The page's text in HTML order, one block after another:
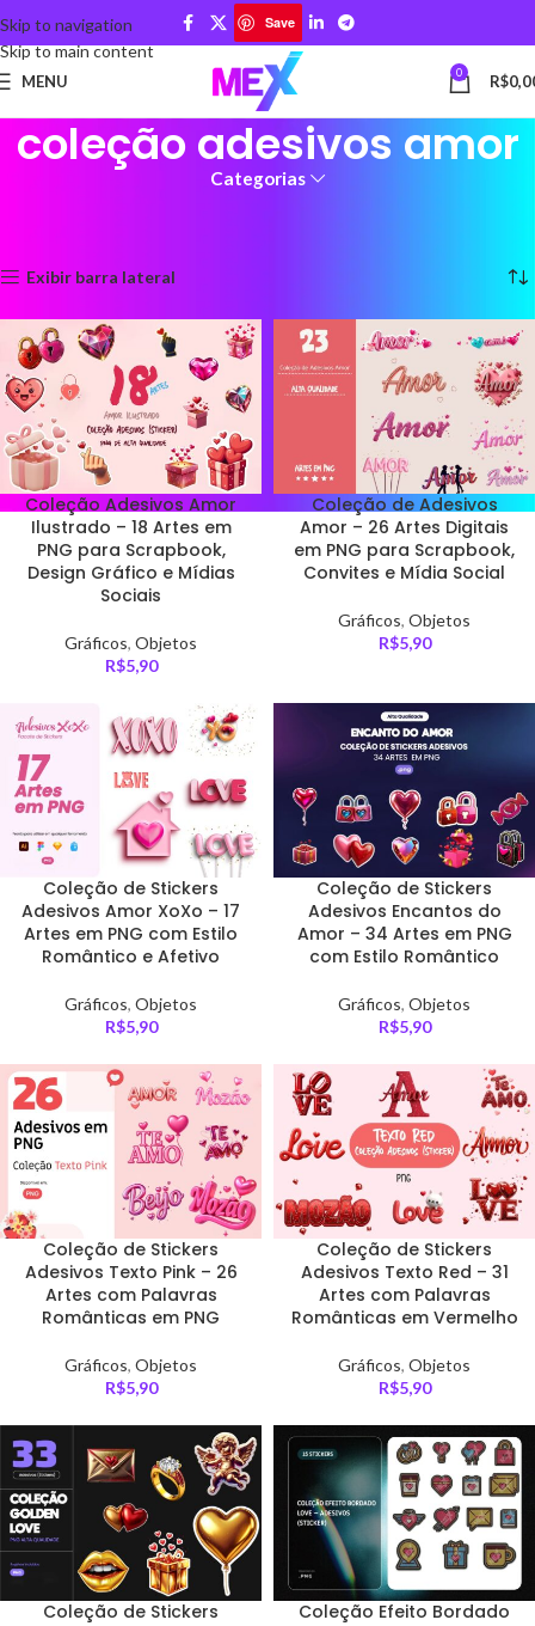
Skip to navigation
Skip to main content
Save
MENU 0 R$
coleção adesivos amor
Categorias
Exibir barra lateral
Coleção Adesivos Amor
Ilustrado – 18 Artes em
PNG para Scrapbook,
Design Gráfico e Mídias
Sociais
Gráficos, Objetos
R$5,90
Coleção de Adesivos
Amor – 26 Artes Digitais
em PNG para Scrapbook,
Convites e Mídia Social
Gráficos, Objetos
R$5,90
Coleção de Stickers
Adesivos Amor XoXo – 17
Artes em PNG com Estilo
Romântico e Afetivo
Gráficos, Objetos
R$5,90
Coleção de Stickers
Adesivos Encantos do
Amor – 34 Artes em PNG
com Estilo Romântico
Gráficos, Objetos
R$5,90
Coleção de Stickers
Adesivos Texto Pink – 26
Artes com Palavras
Românticas em PNG
Gráficos, Objetos
R$5,90
Coleção de Stickers
Adesivos Texto Red – 31
Artes com Palavras
Românticas em Vermelho
Gráficos, Objetos
R$5,90
Coleção de Stickers
Coleção Efeito Bordado